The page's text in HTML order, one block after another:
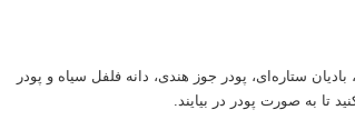
ستاره‌ای، پودر جوز هندی، دانه فلفل سیاه و پودر
تا به صورت پودر در بیایند.